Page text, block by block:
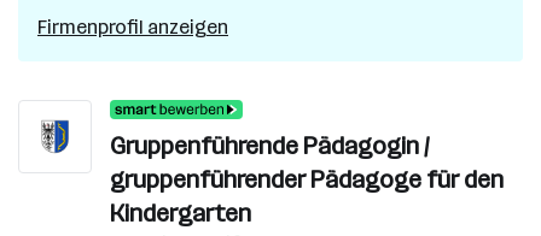
Firmenprofil anzeigen
Gruppenführende Pädagogin /
gruppenführender Pädagoge für den
Kindergarten